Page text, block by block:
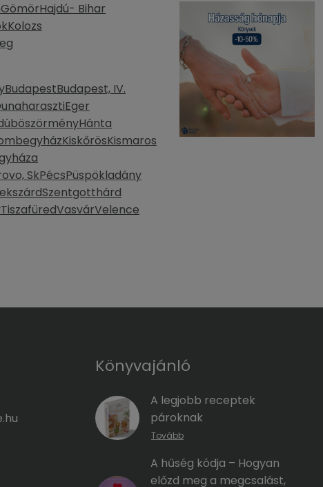
GömörHajdú- Bihar
Kolozs
BudapestBudapest, IV.
Eger
Hánta
KiskőrösKismaros
SkPécsPüspökladány
Szentgotthárd
TiszafüredVasvárVelence
Könyvajánló
A legjobb receptek
pároknak
Tovább
A hűség kódja – Hogyan
előzd meg a megcsalást,